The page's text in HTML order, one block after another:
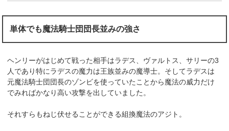
単体でも魔法騎士団団長並みの強さ
ヘンリーがはじめて戦った相手はラデス、ヴァルトス、サリーの3
人であり特にラデスの魔力は王族並みの魔導士。そしてラデスは
元魔法騎士団団長のゾンビを使っていたことから魔法の威力だけ
でみればかなり高い攻撃を出していました。
それすらもねじ伏せることができる組換魔法のアジト。